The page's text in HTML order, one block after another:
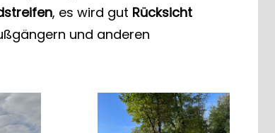
, es wird gut Rücksicht
und anderen